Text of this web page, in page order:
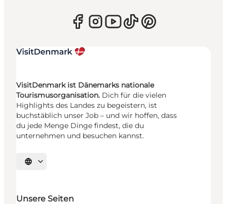
VisitDenmark ist Dänemarks nationale
Tourismusorganisation. Dich für die vielen
Highlights des Landes zu begeistern, ist
buchstäblich unser Job – und wir hoffen, dass
du jede Menge Dinge findest, die du
unternehmen und besuchen kannst.
Sprache auswählen
Unsere Seiten